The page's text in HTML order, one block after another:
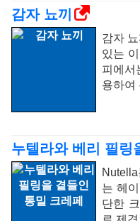
감자 뇨끼
감자
있는
피에서
용하여
누텔라와 베리 필링
는 헤
단한